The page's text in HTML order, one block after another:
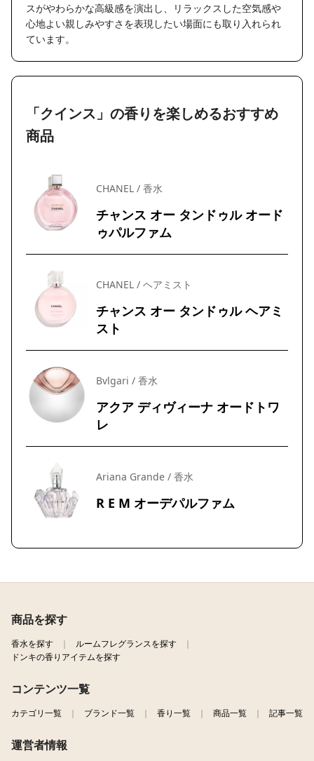
スがやわらかな高級感を演出し、リラックスした空気感や
心地よい親しみやすさを表現したい場面にも取り入れられ
ています。
「クインス」の香りを楽しめるおすすめ
商品
CHANEL / 香水
チャンス オー タンドゥル オード
ゥパルファム
CHANEL / ヘアミスト
チャンス オー タンドゥル ヘアミ
スト
Bvlgari / 香水
アクア ディヴィーナ オードトワ
レ
Ariana Grande / 香水
R E M オーデパルファム
商品を探す
香水を探す
ルームフレグランスを探す
ドンキの香りアイテムを探す
コンテンツ一覧
カテゴリ一覧 ブランド一覧 香り一覧 商品一覧 記事一覧
運営者情報